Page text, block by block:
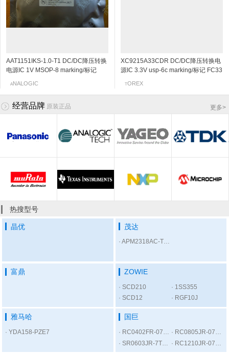
AAT1151IKS-1.0-T1 DC/DC降压转换
电源IC 1V MSOP-8 marking/标记
ANALOGIC
XC9215A33CDR DC/DC降压转换电
源IC 3.3V usp-6c marking/标记 FC33
TOREX
2SC5108-Y NPN三极管 20V 30mA
6Ghz 120~240 SOT-523/SSM
TOSHIBA
2SC4666 NPN三极管 50V
150mA/0.15A 250MHz 600~3600
TOSHIBA
GS2927Z18F 电压调整器/稳压电源IC
使能脚EN/CE SOT-23 marking/标记
GLOBALTECH
小功率电感 LEMC3225T101K
100UH 3225-101 101K
TAIYO
2SK3230 N沟道结型场效应管 20v
0.06~0.11mA SOT-523 marking/标记
NEC
2SK198-Q N沟道结型场效应管 30v
2~6mA SOT-23 marking/标记 10Q 低
Panasonic
更多>
经营品牌 原装正品
热搜型号
晶优 茂达
APM2318AC-TRL
富鼎 ZOWIE
SCD210
1SS355
SCD12
RGF10J
雅马哈
YDA158-PZE7
国巨
RC0402FR-07300RL
RC0805JR-075K6L
SR0603JR-7T1KL
RC1210JR-0756RL